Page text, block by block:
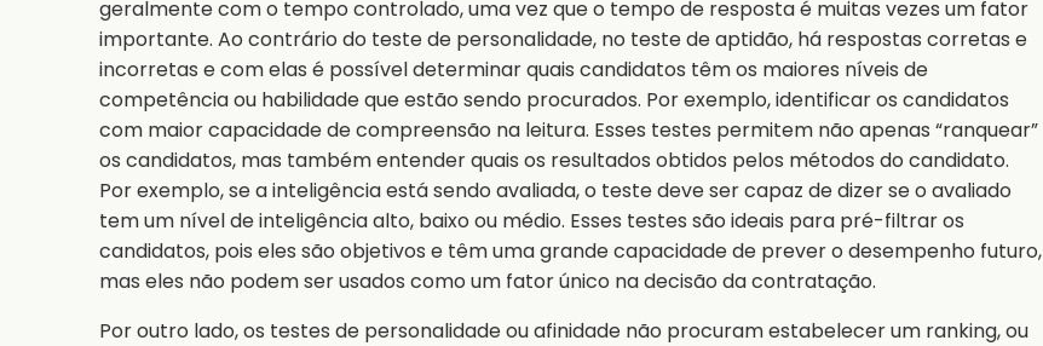
geralmente com o tempo controlado, uma vez que o tempo de resposta é muitas vezes um fator
importante. Ao contrário do teste de personalidade, no teste de aptidão, há respostas corretas e
incorretas e com elas é possível determinar quais candidatos têm os maiores níveis de
competência ou habilidade que estão sendo procurados. Por exemplo, identificar os candidatos
com maior capacidade de compreensão na leitura. Esses testes permitem não apenas “ranquear”
os candidatos, mas também entender quais os resultados obtidos pelos métodos do candidato.
Por exemplo, se a inteligência está sendo avaliada, o teste deve ser capaz de dizer se o avaliado
tem um nível de inteligência alto, baixo ou médio. Esses testes são ideais para pré-filtrar os
candidatos, pois eles são objetivos e têm uma grande capacidade de prever o desempenho futuro,
mas eles não podem ser usados como um fator único na decisão da contratação.
Por outro lado, os testes de personalidade ou afinidade não procuram estabelecer um ranking, ou